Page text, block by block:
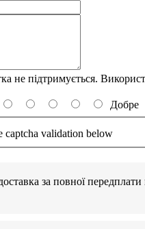
не підтримується.
Добре
captcha validation below
за повної передплати